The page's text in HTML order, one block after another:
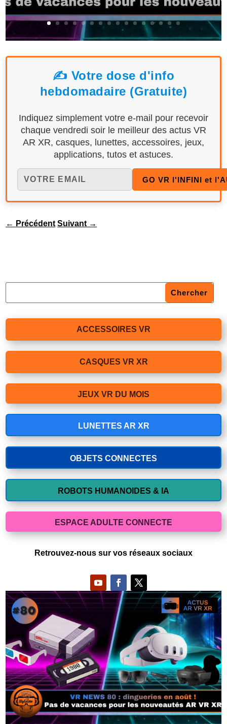
✍️ Votre dose d'info
hebdomadaire (Gratuite)
Indiquez simplement votre e-mail pour recevoir
chaque vendredi soir le meilleur des actus VR
AR XR, casques, lunettes, accessoires, jeux,
applications, tutos et astuces.
← Précédent Suivant →
ACCESSOIRES VR
CASQUES VR XR
JEUX VR DU MOIS
LUNETTES AR XR
OBJETS CONNECTES
ROBOTS HUMANOIDES & IA
ESPACE ADULTE CONNECTE
Retrouvez-nous sur vos réseaux sociaux